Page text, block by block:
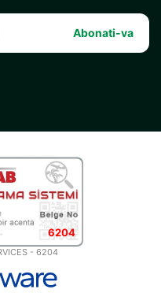
Abonati-va
6204
- 6204